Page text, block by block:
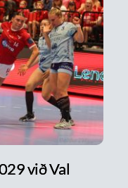
við Val